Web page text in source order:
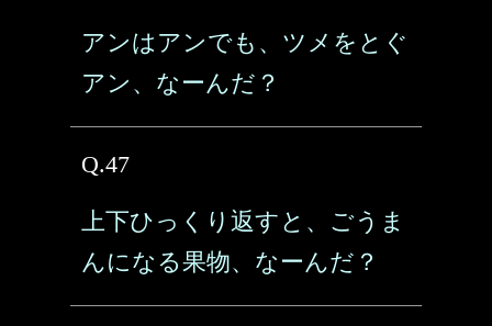
アンはアンでも、ツメをとぐ
アン、なーんだ？
Q.47
上下ひっくり返すと、ごうま
んになる果物、なーんだ？